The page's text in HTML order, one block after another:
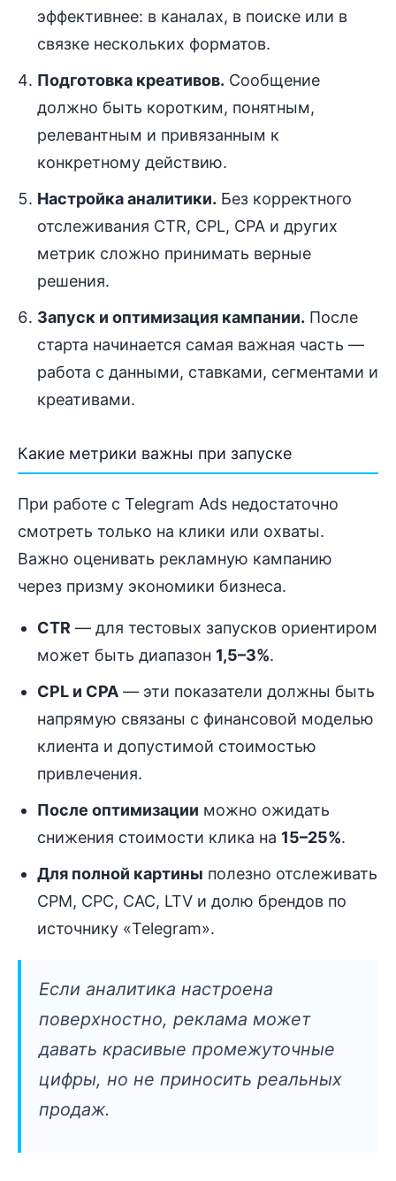
эффективнее: в каналах, в поиске или в
связке нескольких форматов.
Подготовка креативов. Сообщение
должно быть коротким, понятным,
релевантным и привязанным к
конкретному действию.
Настройка аналитики. Без корректного
отслеживания CTR, CPL, CPA и других
метрик сложно принимать верные
решения.
Запуск и оптимизация кампании. После
старта начинается самая важная часть —
работа с данными, ставками, сегментами и
креативами.
Какие метрики важны при запуске
При работе с Telegram Ads недостаточно
смотреть только на клики или охваты.
Важно оценивать рекламную кампанию
через призму экономики бизнеса.
CTR — для тестовых запусков ориентиром
может быть диапазон 1,5–3%.
CPL и CPA — эти показатели должны быть
напрямую связаны с финансовой моделью
клиента и допустимой стоимостью
привлечения.
После оптимизации можно ожидать
снижения стоимости клика на 15–25%.
Для полной картины полезно отслеживать
CPM, CPC, CAC, LTV и долю брендов по
источнику «Telegram».
Если аналитика настроена
поверхностно, реклама может
давать красивые промежуточные
цифры, но не приносить реальных
продаж.